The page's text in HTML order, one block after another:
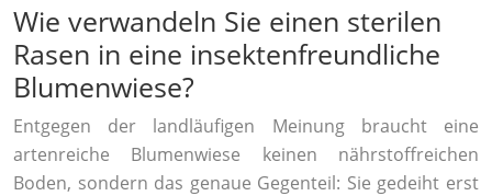
Wie verwandeln Sie einen sterilen
Rasen in eine insektenfreundliche
Blumenwiese?
Entgegen der landläufigen Meinung braucht eine
artenreiche Blumenwiese keinen nährstoffreichen
Boden, sondern das genaue Gegenteil: Sie gedeiht erst